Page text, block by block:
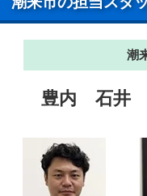
潮
豊内 石井